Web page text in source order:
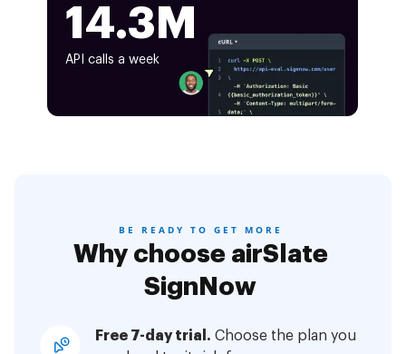
14.3M
API calls a week
BE READY TO GET MORE
Why choose airSlate
SignNow
Free 7-day trial. Choose the plan you